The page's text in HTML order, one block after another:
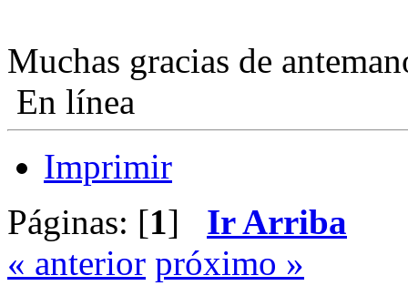
Muchas gracias de
En línea
Imprimir
Páginas: [1] Ir Arriba
« anterior próximo »